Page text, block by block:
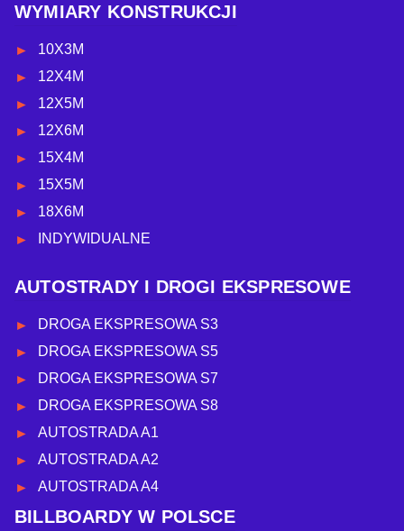
WYMIARY KONSTRUKCJI
10X3M
12X4M
12X5M
12X6M
15X4M
15X5M
18X6M
INDYWIDUALNE
AUTOSTRADY I DROGI EKSPRESOWE
DROGA EKSPRESOWA S3
DROGA EKSPRESOWA S5
DROGA EKSPRESOWA S7
DROGA EKSPRESOWA S8
AUTOSTRADA A1
AUTOSTRADA A2
AUTOSTRADA A4
BILLBOARDY W POLSCE